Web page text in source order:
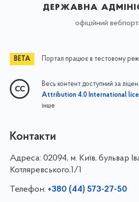
державна
офіційний
Портал працює в тестовому
Весь контент доступний за
Attribution 4.0 International
інше
Контакти
Адреса: 02094, м. Київ, бульвар
Котляревського,1/1
Телефон: +380 (44) 573-27-50